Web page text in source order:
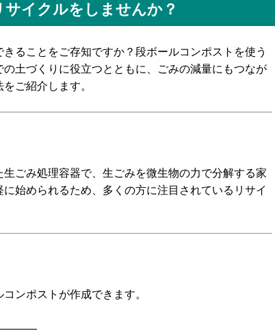
イクルをしませんか？
ることをご存知ですか？段ボールコンポストを使う
土づくりに役立つとともに、ごみの減量にもつなが
ご紹介します。
ごみ処理容器で、生ごみを微生物の力で分解する家
始められるため、多くの方に注目されているリサイ
ンポストが作成できます。